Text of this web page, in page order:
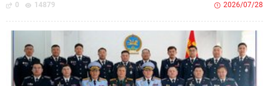
0 14879 2026/07/28